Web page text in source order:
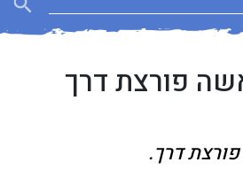
פורצת דרך
דרך.